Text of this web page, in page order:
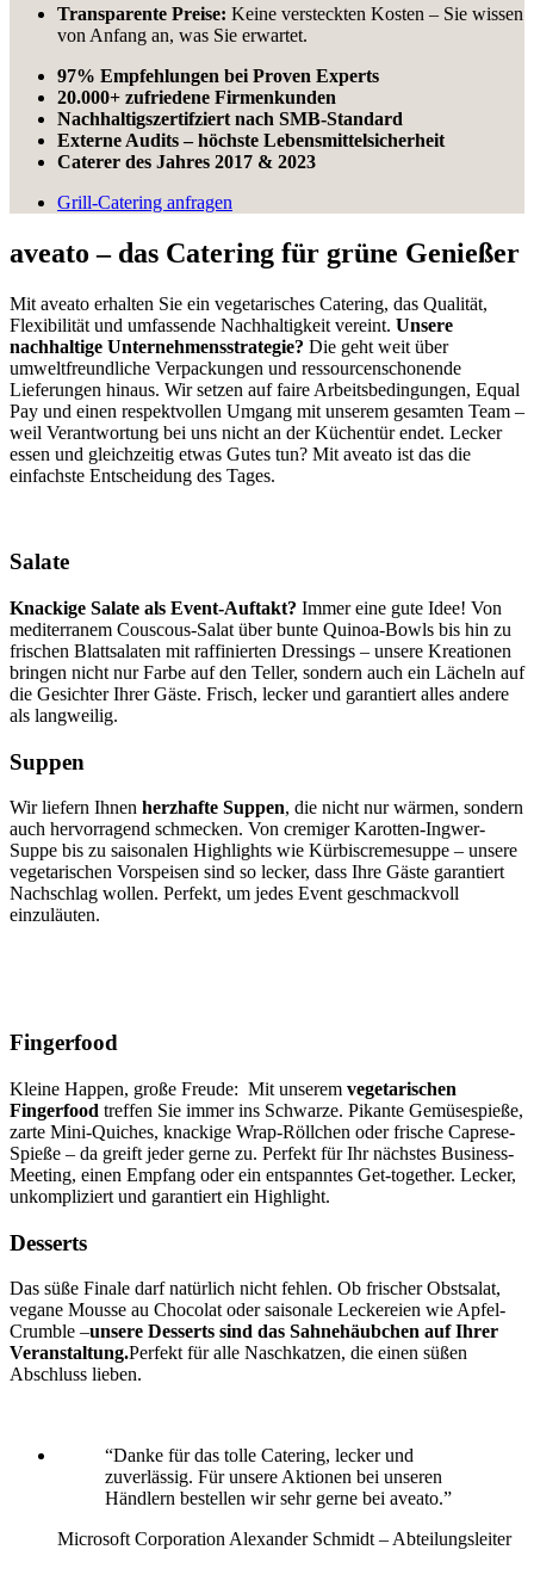
Transparente Preise: Keine versteckten Kosten – Sie wissen
von Anfang an, was Sie erwartet.
97% Empfehlungen bei Proven Experts
20.000+ zufriedene Firmenkunden
Nachhaltigszertifziert nach SMB-Standard
Externe Audits – höchste Lebensmittelsicherheit
Caterer des Jahres 2017 & 2023
Grill-Catering anfragen
aveato – das Catering für grüne Genießer
Mit aveato erhalten Sie ein vegetarisches Catering, das Qualität,
Flexibilität und umfassende Nachhaltigkeit vereint. Unsere
nachhaltige Unternehmensstrategie? Die geht weit über
umweltfreundliche Verpackungen und ressourcenschonende
Lieferungen hinaus. Wir setzen auf faire Arbeitsbedingungen, Equal
Pay und einen respektvollen Umgang mit unserem gesamten Team –
weil Verantwortung bei uns nicht an der Küchentür endet. Lecker
essen und gleichzeitig etwas Gutes tun? Mit aveato ist das die
einfachste Entscheidung des Tages.
Salate
Knackige Salate als Event-Auftakt? Immer eine gute Idee! Von
mediterranem Couscous-Salat über bunte Quinoa-Bowls bis hin zu
frischen Blattsalaten mit raffinierten Dressings – unsere Kreationen
bringen nicht nur Farbe auf den Teller, sondern auch ein Lächeln auf
die Gesichter Ihrer Gäste. Frisch, lecker und garantiert alles andere
als langweilig.
Suppen
Wir liefern Ihnen herzhafte Suppen, die nicht nur wärmen, sondern
auch hervorragend schmecken. Von cremiger Karotten-Ingwer-
Suppe bis zu saisonalen Highlights wie Kürbiscremesuppe – unsere
vegetarischen Vorspeisen sind so lecker, dass Ihre Gäste garantiert
Nachschlag wollen. Perfekt, um jedes Event geschmackvoll
einzuläuten.
Fingerfood
Kleine Happen, große Freude: Mit unserem vegetarischen
Fingerfood treffen Sie immer ins Schwarze. Pikante Gemüsespieße,
zarte Mini-Quiches, knackige Wrap-Röllchen oder frische Caprese-
Spieße – da greift jeder gerne zu. Perfekt für Ihr nächstes Business-
Meeting, einen Empfang oder ein entspanntes Get-together. Lecker,
unkompliziert und garantiert ein Highlight.
Desserts
Das süße Finale darf natürlich nicht fehlen. Ob frischer Obstsalat,
vegane Mousse au Chocolat oder saisonale Leckereien wie Apfel-
Crumble –unsere Desserts sind das Sahnehäubchen auf Ihrer
Veranstaltung.Perfekt für alle Naschkatzen, die einen süßen
Abschluss lieben.
“Danke für das tolle Catering, lecker und
zuverlässig. Für unsere Aktionen bei unseren
Händlern bestellen wir sehr gerne bei aveato.”
Microsoft Corporation Alexander Schmidt – Abteilungsleiter